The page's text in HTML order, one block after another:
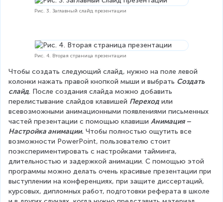
Рис. 3. Заглавный слайд презентации
Рис. 4. Вторая страница презентации
Чтобы создать следующий слайд, нужно на поле левой
колонки нажать правой кнопкой мыши и выбрать Создать
слайд. После создания слайда можно добавить
перелистывание слайдов клавишей Переход или
всевозможными анимационными появлениями письменных
частей презентации с помощью клавиши Анимация –
Настройка анимации. Чтобы полностью ощутить все
возможности PowerPoint, пользователю стоит
поэкспериментировать с настройками тайминга,
длительностью и задержкой анимации. С помощью этой
программы можно делать очень красивые презентации при
выступлении на конференциях, при защите диссертаций,
курсовых, дипломных работ, подготовки реферата в школе